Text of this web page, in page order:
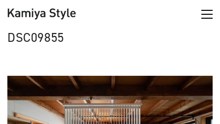
DSC09855